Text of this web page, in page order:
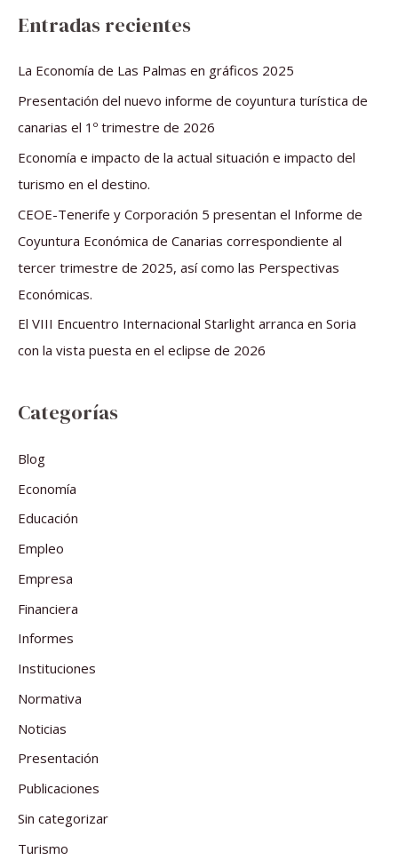
a
Entradas recientes
La Economía de Las Palmas en gráficos 2025
Presentación del nuevo informe de coyuntura turística de
canarias el 1º trimestre de 2026
Economía e impacto de la actual situación e impacto del
turismo en el destino.
CEOE-Tenerife y Corporación 5 presentan el Informe de
Coyuntura Económica de Canarias correspondiente al
tercer trimestre de 2025, así como las Perspectivas
Económicas.
El VIII Encuentro Internacional Starlight arranca en Soria
con la vista puesta en el eclipse de 2026
Categorías
Blog
Economía
Educación
Empleo
Empresa
Financiera
Informes
Instituciones
Normativa
Noticias
Presentación
Publicaciones
Sin categorizar
Turismo